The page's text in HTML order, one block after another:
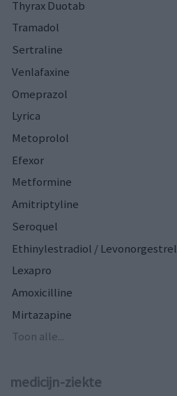
Thyrax Duotab
Tramadol
Sertraline
Venlafaxine
Omeprazol
Lyrica
Metoprolol
Efexor
Metformine
Amitriptyline
Seroquel
Ethinylestradiol / Levonorgestrel
Lexapro
Amoxicilline
Mirtazapine
Toon alle...
medicijn-ziekte